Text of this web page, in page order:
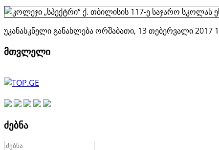
უკანასკნელი განახლება ორშაბათი, 13 თებერვალი 2017
მთვლელი
ძებნა